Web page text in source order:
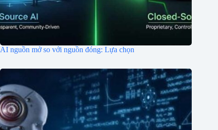
AI nguồn mở so với nguồn đóng: Lựa chọn